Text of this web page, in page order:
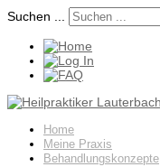
Suchen ...
Home
Meine Praxis
Behandlungskonzepte